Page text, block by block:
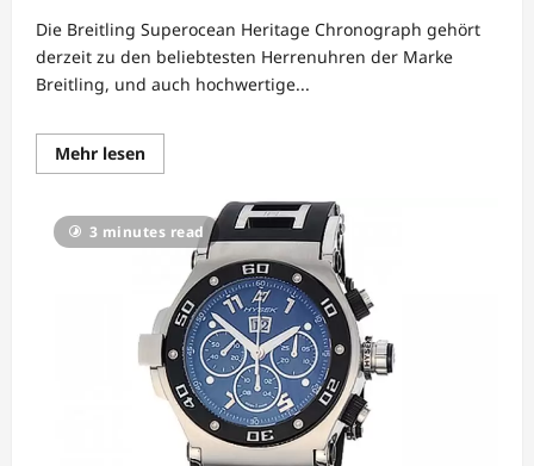
Die Breitling Superocean Heritage Chronograph gehört
derzeit zu den beliebtesten Herrenuhren der Marke
Breitling, und auch hochwertige...
Mehr lesenLesen
Sie
Breitling
Superocean
Heritage
3 minutes read